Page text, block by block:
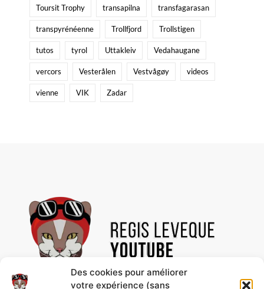
Des cookies pour améliorer
votre expérience (sans
Toursit Trophy transapilna transfagarasan
transpyrénéenne Trollfjord Trollstigen
tutos tyrol Uttakleiv Vedahaugane
vercors Vesterålen Vestvågøy videos
vienne VIK Zadar